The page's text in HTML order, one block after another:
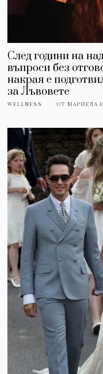
След години на
въпроси без
накрая е
за Лъвовете
WELLNESS ОТ МАРИЕЛА